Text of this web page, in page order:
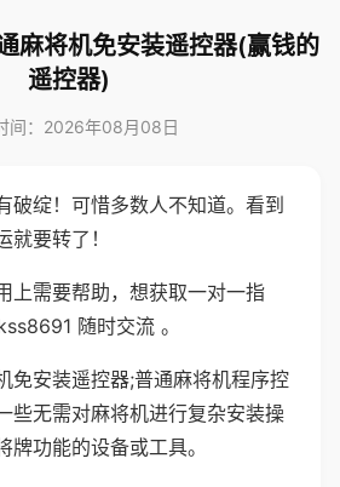
麻将机免安装遥控器(赢钱的
遥控器)
间：2026年08月08日
破绽！可惜多数人不知道。看到
要转了！
上需要帮助，想获取一对一指
随时交流 。
免安装遥控器;普通麻将机程序控
些无需对麻将机进行复杂安装操
功能的设备或工具。